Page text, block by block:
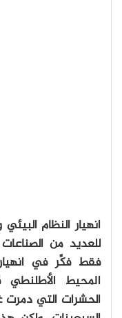
انهيار النظام
للعديد من
فقط فكِّر في
المحيط
الحشرات التي دمرت